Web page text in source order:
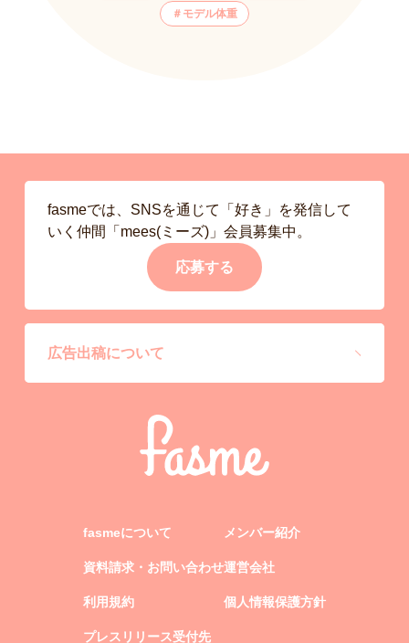
モデル体重
fasmeでは、SNSを通じて「好き」を発信して
いく仲間「mees(ミーズ)」会員募集中。
応募する
広告出稿について
fasmeについて
資料請求・お問い合わせ
利用規約
プレスリリース受付先
メンバー紹介
運営会社
個人情報保護方針